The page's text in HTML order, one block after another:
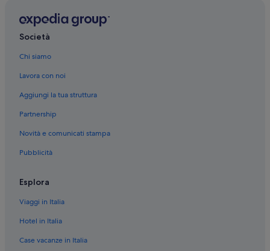
Centro Storico di Castellabate: Case private in affitto
Centro Storico di Castellabate: Agriturismi
Centro Storico di Castellabate: Appartamenti
San Marco di Castellabate: Residence
San Marco di Castellabate: B&B
San Marco di Castellabate: Agriturismi
San Marco di Castellabate: Cottage
Castellabate: Case rurali
Castellabate: Case private in affitto
Società
Chi siamo
Lavora con noi
Aggiungi la tua struttura
Partnership
Novità e comunicati stampa
Pubblicità
Esplora
Viaggi in Italia
Hotel in Italia
Case vacanze in Italia